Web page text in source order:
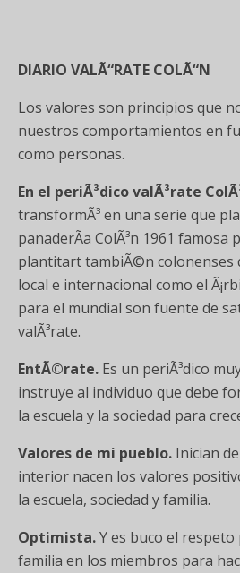
DIARIO VALÃ“RATE COLÃ“N
Los valores son principios que
nuestros comportamientos en
como personas.
En el periÃ³dico valÃ³rate
transformÃ³ en una serie que
panaderÃ­a ColÃ³n 1961 famosa
plantitart tambiÃ©n colonenses
local e internacional como el
para el mundial son fuente de
valÃ³rate.
EntÃ©rate. Es un periÃ³dico
instruye al individuo que debe
la escuela y la sociedad para
Valores de mi pueblo. Inician
interior nacen los valores
la escuela, sociedad y familia.
Optimista.Y es buco el
familia en los miembros para